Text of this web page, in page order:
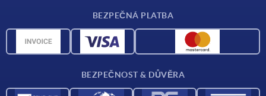
CAD data
BEZPEČNÁ PLATBA
BEZPEČNOST & DŮVĚRA